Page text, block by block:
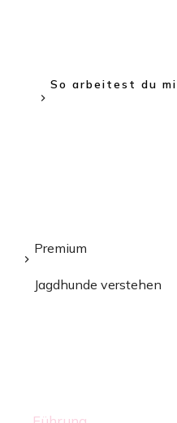
So arbeitest du
Premium
Jagdhunde verstehen